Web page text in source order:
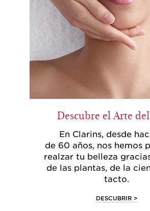
Descubre el Arte
En Clarins, desde
de 60 años, nos hemos
realzar tu belleza
de las plantas, de la
tacto.
DESCUBRIR >